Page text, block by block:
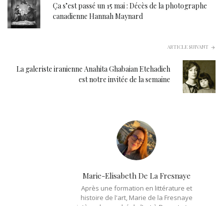
Ça s’est passé un 15 mai : Décès de la photographe
canadienne Hannah Maynard
ARTICLE SUIVANT
La galeriste iranienne Anahita Ghabaian Etehadieh
est notre invitée de la semaine
Marie-Elisabeth De La Fresnaye
Après une formation en littérature et
histoire de l'art, Marie de la Fresnaye